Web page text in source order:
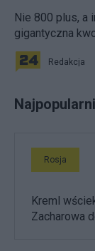
Nie 800 plus, a
gigantyczna
Redakcja
Rosja
Kreml
Zacharowa